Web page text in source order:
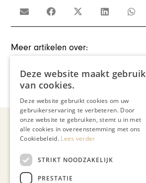
Meer artikelen over:
GaiaZOO,Marcel Mourmans
Deze website maakt gebruik
van cookies.
Deze website gebruikt cookies om uw
gebruikerservaring te verbeteren. Door
onze website te gebruiken, stemt u in met
alle cookies in overeenstemming met ons
Cookiebeleid. Lees verder
STRIKT NOODZAKELIJK
PRESTATIE